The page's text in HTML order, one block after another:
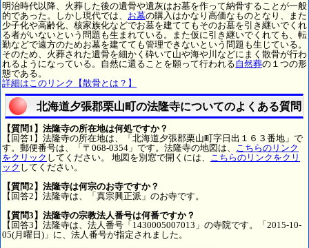
明治時代以降、火葬した後の遺骨や遺灰はお墓を作って納骨することが一般
的であった。しかし現代では、 お墓の購入はかなり高価なものとなり、また
少子化や高齢化、核家族化などでお墓を建ててもそのお墓を引き継いでくれ
る者がいないという問題も生まれている。また仮に引き継いでくれても、転
勤などで遠方のためお墓を建てても管理できないという問題も生じている。
そのため、火葬された遺骨を細かく砕いて山や海や川などにまく散骨が行わ
れるようになっている。自然に還ることを願って行われる自然葬の１つの形
態である。
詳細はこのリンク【散骨とは？】
北海道夕張郡栗山町の法隆寺についてのよくある質問
【質問1】法隆寺の所在地は何処ですか？
【回答1】法隆寺の所在地は、「北海道夕張郡栗山町字日出１６３番地」で
す。郵便番号は、「〒068-0354」です。法隆寺の地図は、 こちらのリンク
をクリック してください。 地図を別窓で開くには、 こちらのリンクをクリ
ック してください。
【質問2】法隆寺は何宗のお寺ですか？
【回答2】法隆寺は、「真宗興正派」のお寺です。
【質問3】法隆寺の宗教法人番号は何番ですか？
【回答3】法隆寺は、法人番号「1430005007013」の寺院です。「2015-10-
05(月曜日)」に、法人番号が指定されました。